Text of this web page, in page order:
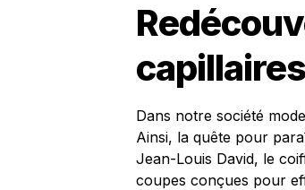
capillaires
Dans notre société
Ainsi, la quête pour
Jean-Louis David, le
coupes conçues pour